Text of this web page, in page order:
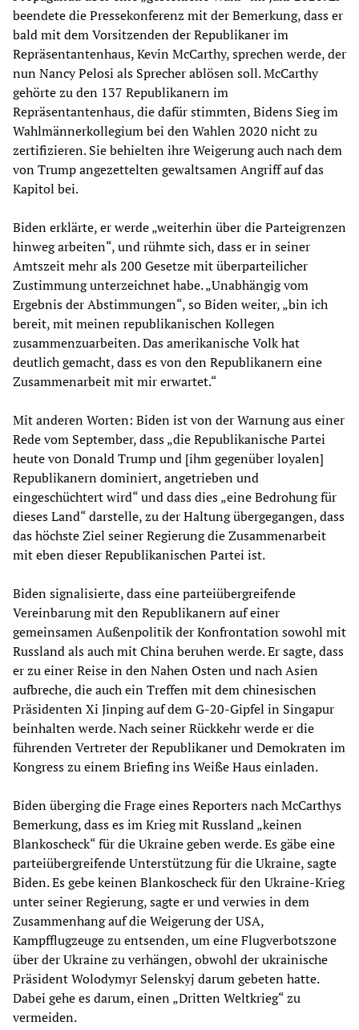
beendete die Pressekonferenz mit der Bemerkung, dass er
bald mit dem Vorsitzenden der Republikaner im
Repräsentantenhaus, Kevin McCarthy, sprechen werde, der
nun Nancy Pelosi als Sprecher ablösen soll. McCarthy
gehörte zu den 137 Republikanern im
Repräsentantenhaus, die dafür stimmten, Bidens Sieg im
Wahlmännerkollegium bei den Wahlen 2020 nicht zu
zertifizieren. Sie behielten ihre Weigerung auch nach dem
von Trump angezettelten gewaltsamen Angriff auf das
Kapitol bei.
Biden erklärte, er werde „weiterhin über die Parteigrenzen
hinweg arbeiten“, und rühmte sich, dass er in seiner
Amtszeit mehr als 200 Gesetze mit überparteilicher
Zustimmung unterzeichnet habe. „Unabhängig vom
Ergebnis der Abstimmungen“, so Biden weiter, „bin ich
bereit, mit meinen republikanischen Kollegen
zusammenzuarbeiten. Das amerikanische Volk hat
deutlich gemacht, dass es von den Republikanern eine
Zusammenarbeit mit mir erwartet.“
Mit anderen Worten: Biden ist von der Warnung aus einer
Rede vom September, dass „die Republikanische Partei
heute von Donald Trump und [ihm gegenüber loyalen]
Republikanern dominiert, angetrieben und
eingeschüchtert wird“ und dass dies „eine Bedrohung für
dieses Land“ darstelle, zu der Haltung übergegangen, dass
das höchste Ziel seiner Regierung die Zusammenarbeit
mit eben dieser Republikanischen Partei ist.
Biden signalisierte, dass eine parteiübergreifende
Vereinbarung mit den Republikanern auf einer
gemeinsamen Außenpolitik der Konfrontation sowohl mit
Russland als auch mit China beruhen werde. Er sagte, dass
er zu einer Reise in den Nahen Osten und nach Asien
aufbreche, die auch ein Treffen mit dem chinesischen
Präsidenten Xi Jinping auf dem G-20-Gipfel in Singapur
beinhalten werde. Nach seiner Rückkehr werde er die
führenden Vertreter der Republikaner und Demokraten im
Kongress zu einem Briefing ins Weiße Haus einladen.
Biden überging die Frage eines Reporters nach McCarthys
Bemerkung, dass es im Krieg mit Russland „keinen
Blankoscheck“ für die Ukraine geben werde. Es gäbe eine
parteiübergreifende Unterstützung für die Ukraine, sagte
Biden. Es gebe keinen Blankoscheck für den Ukraine-Krieg
unter seiner Regierung, sagte er und verwies in dem
Zusammenhang auf die Weigerung der USA,
Kampfflugzeuge zu entsenden, um eine Flugverbotszone
über der Ukraine zu verhängen, obwohl der ukrainische
Präsident Wolodymyr Selenskyj darum gebeten hatte.
Dabei gehe es darum, einen „Dritten Weltkrieg“ zu
vermeiden.